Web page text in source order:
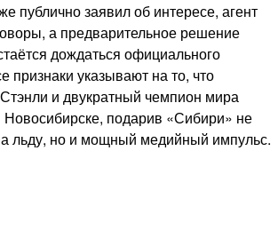
публично заявил об интересе, агент
а предварительное решение
дождаться официального
признаки указывают на то, что
и двукратный чемпион мира
Новосибирске, подарив «Сибири» не
льду, но и мощный медийный импульс.